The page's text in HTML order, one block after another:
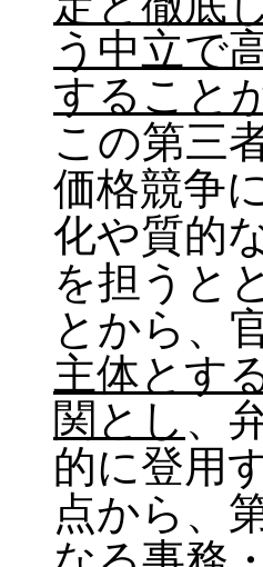
う中立で
すること
この第三
価格競争
化や質的
を担うと
とから、
主体とす
関とし 、
的に登用
点から、